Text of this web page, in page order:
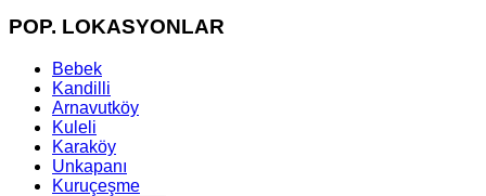
POP. LOKASYONLAR
Bebek
Kandilli
Arnavutköy
Kuleli
Karaköy
Unkapanı
Kuruçeşme